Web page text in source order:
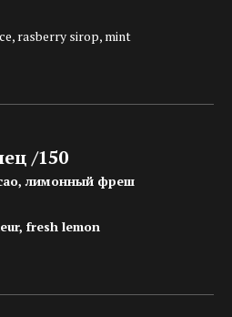
rasberry sirop, mint
/150
лимонный фреш
fresh lemon